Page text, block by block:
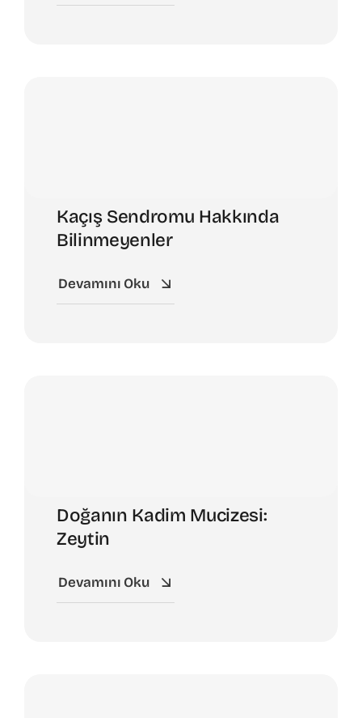
Kaçış Sendromu Hakkında
Bilinmeyenler
Devamını Oku
Doğanın Kadim Mucizesi:
Zeytin
Devamını Oku